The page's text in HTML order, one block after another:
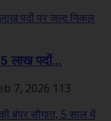
लाख पदों...
7, 2026 113